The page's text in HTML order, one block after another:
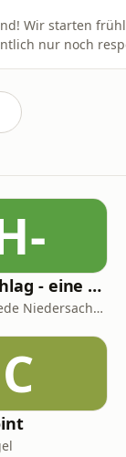
Wir starten
nur noch
Hufbeschlag - eine persönliche Betrachtung - NBvH-Podcast - Themen rund um den Huf
Lehrschmiede Niedersachsen
C